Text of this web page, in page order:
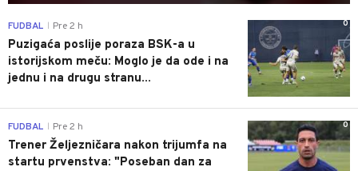
0
FUDBAL Pre 2 h
Puzigaća poslije poraza BSK-a u
istorijskom meču: Moglo je da ode i na
jednu i na drugu stranu...
0
FUDBAL Pre 2 h
Trener Željezničara nakon trijumfa na
startu prvenstva: "Poseban dan za